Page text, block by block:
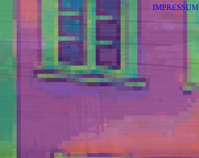
IMPRESSUM